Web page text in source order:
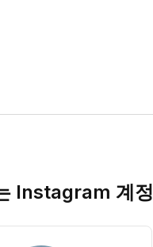
Instagram 계정